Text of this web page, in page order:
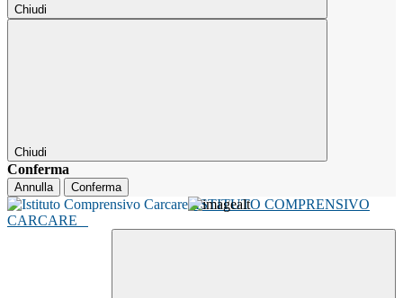
Chiudi
Chiudi
Conferma
Annulla Conferma
ISTITUTO COMPRENSIVO
CARCARE